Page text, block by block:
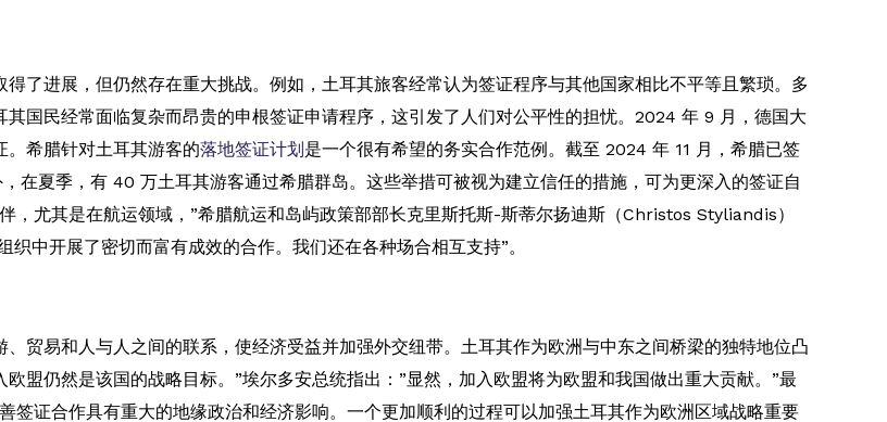
了进展，但仍然存在重大挑战。例如，土耳其旅客经常认为签证程序与其他国家相比不平等且繁琐。多
国民经常面临复杂而昂贵的申根签证申请程序，这引发了人们对公平性的担忧。2024 年 9 月，德国大
。希腊针对土耳其游客的落地签证计划 是一个很有希望的务实合作范例。截至 2024 年 11 月，希腊已签
在夏季，有 40 万土耳其游客通过希腊群岛。这些举措可被视为建立信任的措施，可为更深入的签证自
，尤其是在航运领域，”希腊航运和岛屿政策部部长克里斯托斯-斯蒂尔扬迪斯（Christos Styliandis）
中开展了密切而富有成效的合作。我们还在各种场合相互支持”。
贸易和人与人之间的联系，使经济受益并加强外交纽带。土耳其作为欧洲与中东之间桥梁的独特地位凸
盟仍然是该国的战略目标。”埃尔多安总统指出：”显然，加入欧盟将为欧盟和我国做出重大贡献。”最
签证合作具有重大的地缘政治和经济影响。一个更加顺利的过程可以加强土耳其作为欧洲区域战略重要